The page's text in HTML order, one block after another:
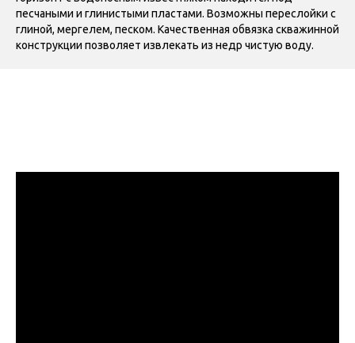
песчаными и глинистыми пластами. Возможны переслойки с
глиной, мергелем, песком. Качественная обвязка скважинной
конструкции позволяет извлекать из недр чистую воду.